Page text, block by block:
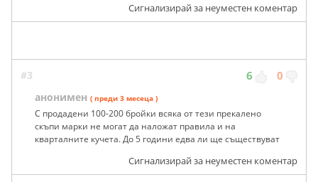
Сигнализирай за неуместен коментар
#3 6 0
анонимен ( преди 3 месеца )
С продадени 100-200 бройки всяка от тези прекалено
скъпи марки не могат да наложат правила и на
кварталните кучета. До 5 години едва ли ще съществуват
Сигнализирай за неуместен коментар